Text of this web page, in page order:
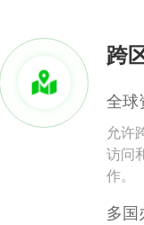
跨
全球
允许
访问
作。
多国